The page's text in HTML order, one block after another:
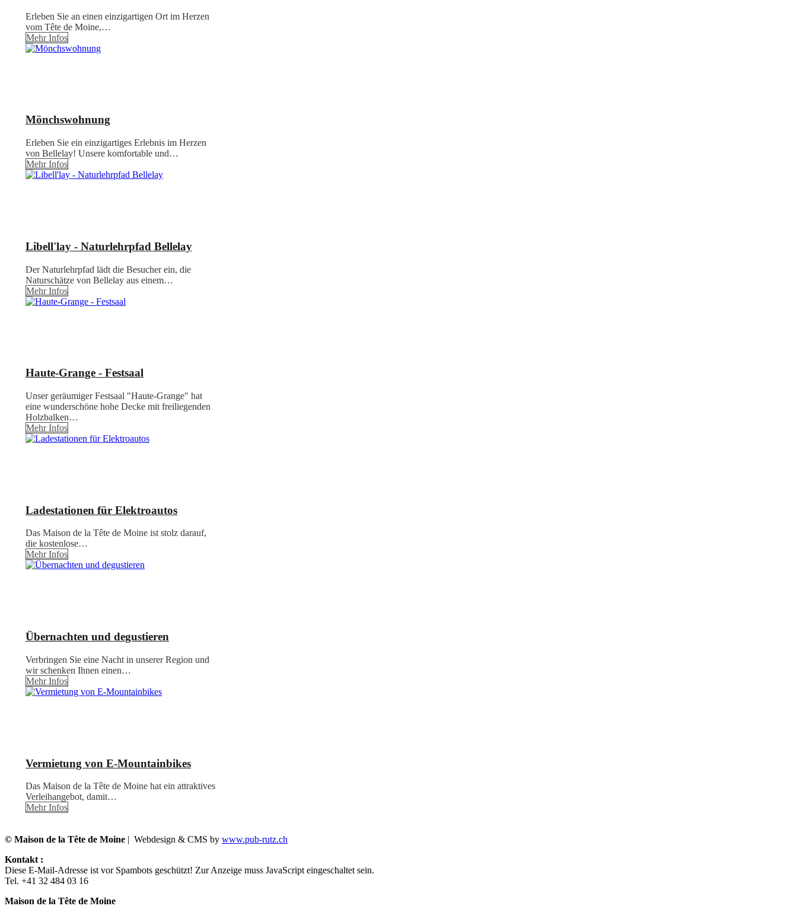
Erleben Sie an einen einzigartigen Ort im Herzen
vom Tête de Moine,…
Mehr Infos
Mönchswohnung
Erleben Sie ein einzigartiges Erlebnis im Herzen
von Bellelay! Unsere komfortable und…
Mehr Infos
Libell'lay - Naturlehrpfad Bellelay
Der Naturlehrpfad lädt die Besucher ein, die
Naturschätze von Bellelay aus einem…
Mehr Infos
Haute-Grange - Festsaal
Unser geräumiger Festsaal "Haute-Grange" hat
eine wunderschöne hohe Decke mit freiliegenden
Holzbalken…
Mehr Infos
Ladestationen für Elektroautos
Das Maison de la Tête de Moine ist stolz darauf,
die kostenlose…
Mehr Infos
Übernachten und degustieren
Verbringen Sie eine Nacht in unserer Region und
wir schenken Ihnen einen…
Mehr Infos
Vermietung von E-Mountainbikes
Das Maison de la Tête de Moine hat ein attraktives
Verleihangebot, damit…
Mehr Infos
© Maison de la Tête de Moine | Webdesign & CMS by www.pub-rutz.ch
Kontakt :
Diese E-Mail-Adresse ist vor Spambots geschützt! Zur Anzeige muss JavaScript eingeschaltet sein.
Tel. +41 32 484 03 16
Maison de la Tête de Moine